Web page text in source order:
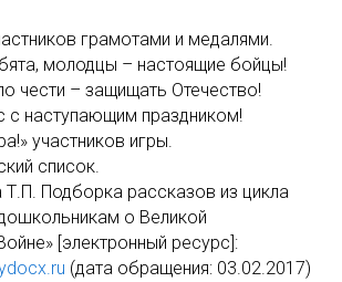
грамотами и медалями.
молодцы – настоящие бойцы!
чести – защищать Отечество!
с наступающим праздником!
участников игры.
список.
Подборка рассказов из цикла
о Великой
[электронный ресурс]:
(дата обращения: 03.02.2017)